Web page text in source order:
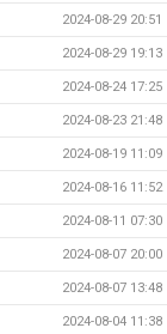
2024-08-29 20:51
2024-08-29 19:13
2024-08-24 17:25
2024-08-23 21:48
2024-08-19 11:09
2024-08-16 11:52
2024-08-11 07:30
2024-08-07 20:00
2024-08-07 13:48
2024-08-04 11:38